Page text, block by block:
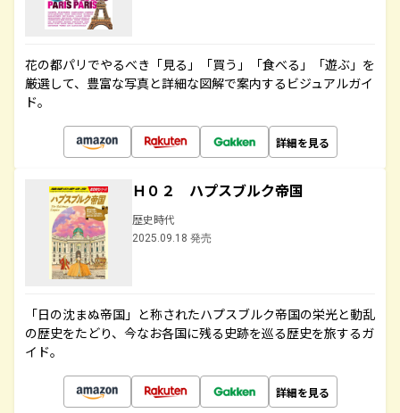
花の都パリでやるべき「見る」「買う」「食べる」「遊ぶ」を
厳選して、豊富な写真と詳細な図解で案内するビジュアルガイ
ド。
詳細を見る
Ｈ０２ ハプスブルク帝国
歴史時代
2025.09.18 発売
「日の沈まぬ帝国」と称されたハプスブルク帝国の栄光と動乱
の歴史をたどり、今なお各国に残る史跡を巡る歴史を旅するガ
イド。
詳細を見る